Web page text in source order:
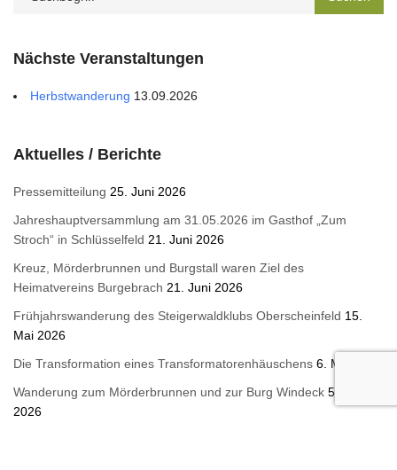
Nächste Veranstaltungen
Herbstwanderung 13.09.2026
Aktuelles / Berichte
Pressemitteilung 25. Juni 2026
Jahreshauptversammlung am 31.05.2026 im Gasthof „Zum
Stroch“ in Schlüsselfeld 21. Juni 2026
Kreuz, Mörderbrunnen und Burgstall waren Ziel des
Heimatvereins Burgebrach 21. Juni 2026
Frühjahrswanderung des Steigerwaldklubs Oberscheinfeld 15.
Mai 2026
Die Transformation eines Transformatorenhäuschens 6. Mai 2026
Wanderung zum Mörderbrunnen und zur Burg Windeck 5. Mai
2026